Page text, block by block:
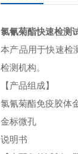
氯氰菊酯快速检测
本产品用于快速检
检测机构。
【产品组成】
氯氰菊酯免疫胶体
金标微孔
说明书